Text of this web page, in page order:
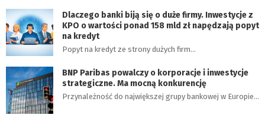
Dlaczego banki biją się o duże firmy. Inwestycje z
KPO o wartości ponad 158 mld zł napędzają popyt
na kredyt
Popyt na kredyt ze strony dużych firm…
BNP Paribas powalczy o korporacje i inwestycje
strategiczne. Ma mocną konkurencję
Przynależność do największej grupy bankowej w Europie…